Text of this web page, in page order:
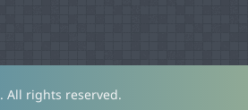
. All rights reserved.